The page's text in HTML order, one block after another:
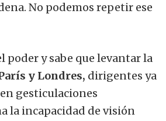
No podemos repetir ese
poder y sabe que levantar la
y Londres, dirigentes ya
gesticulaciones
la incapacidad de visión